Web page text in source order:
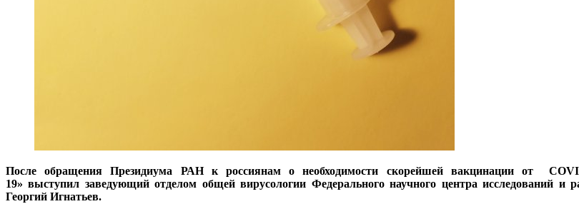
После обращения Президиума РАН к россиянам о необходимости скорейшей вакцинации от
19» выступил заведующий отделом общей вирусологии Федерального научного центра исследований
Георгий Игнатьев.